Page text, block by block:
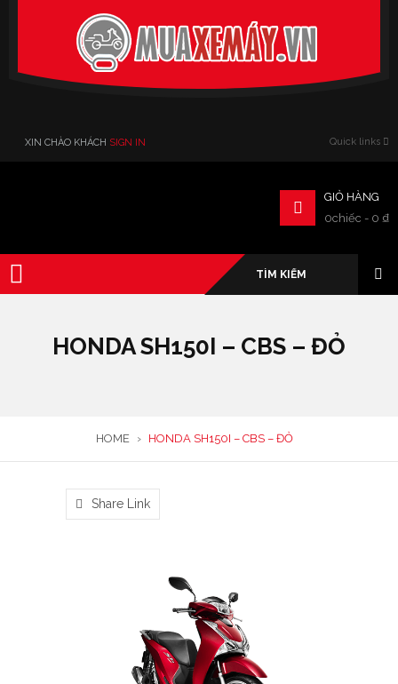
XIN CHÀO KHÁCH SIGN IN Quick links
GIỎ HÀNG
0chiếc - 0 ₫
HONDA SH150I – CBS – ĐỎ
HOME › HONDA SH150I – CBS – ĐỎ
Share Link